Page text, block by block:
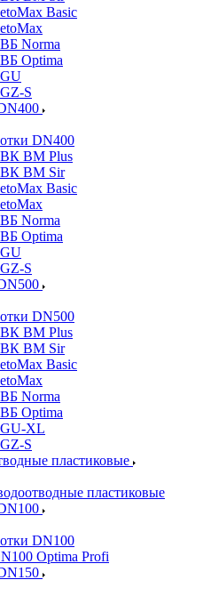
Basic
Norma
Optima
S
DN400
ВМ Plus
ВМ Sir
Basic
Norma
Optima
S
DN500
ВМ Plus
ВМ Sir
Basic
Norma
Optima
XL
S
пластиковые
пластиковые
DN100
Optima Profi